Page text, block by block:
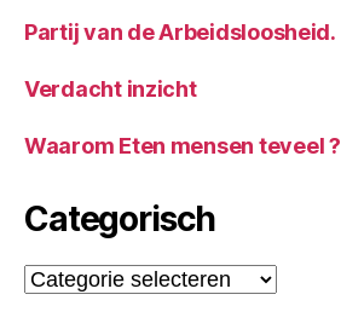
Partij van de Arbeidsloosheid.
Verdacht inzicht
Waarom Eten mensen teveel ?
Categorisch
Categorisch